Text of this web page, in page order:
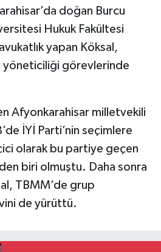
doğan Burcu
Hukuk Fakültesi
yapan Köksal,
yöneticiliği görevlerinde
Afyonkarahisar milletvekili
İYİ Parti’nin seçimlere
olarak bu partiye geçen
biri olmuştu. Daha sonra
TBMM’de grup
de yürüttü.